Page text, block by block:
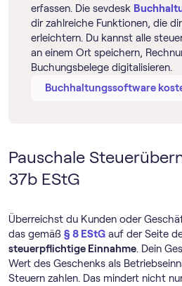
erfassen. Die sevdesk
dir zahlreiche Funktionen, die
erleichtern. Du kannst alle
an einem Ort speichern,
Buchungsbelege digitalisieren.
Buch­haltungs­software
Pauschale
37b EStG
Überreichst du Kunden oder
das gemäß § 8 EStG auf der Seite
steuerpflichtige Einnahme. Dein
Wert des Geschenks als
Steuern zahlen. Das mindert nicht